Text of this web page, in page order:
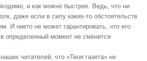
и как можно быстрее. Ведь, что ни
даже если в силу каких-то обстоятельств
И никто не может гарантировать, что его
определенный момент не сменится
читателей, что «Твоя газета» не